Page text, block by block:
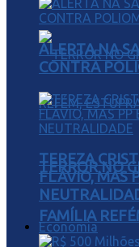
TERROR NO
FAMÍLIA
ALERTA NA
CONTRA
TEREZA
FLÁVIO, MAS
Economia